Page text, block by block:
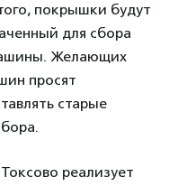
покрышки будут
для сбора
Желающих
просят
старые
реализует